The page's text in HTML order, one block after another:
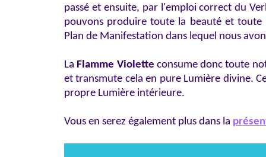
passé et ensuite, par l'emploi correct du
pouvons produire toute la beauté et
Plan de Manifestation dans lequel nous
La Flamme Violette consume donc toute
et transmute cela en pure Lumière divine.
propre Lumière intérieure.
Vous en serez également plus dans la